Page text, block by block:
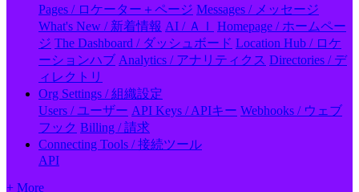
Pages / ロケーター＋ページ Messages / メッセージ
What's New / 新着情報 AI / ＡＩ
Homepage / ホームペー
ジ The Dashboard / ダッシュボード Location Hub / ロケ
ーションハブ Analytics / アナリティクス Directories / デ
ィレクトリ
Org Settings / 組織設定
Users / ユーザー API Keys / APIキー Webhooks / ウェブ
フック Billing / 請求
Connecting Tools / 接続ツール
API
+ More